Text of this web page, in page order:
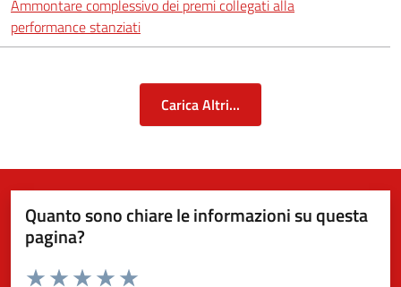
Ammontare complessivo dei premi collegati alla
performance stanziati
Carica Altri...
Quanto sono chiare le informazioni su questa
pagina?
Valuta da 1 a 5 stelle la pagina